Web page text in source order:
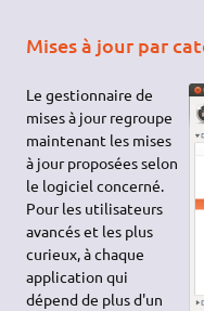
Mises à jour par
Le gestionnaire de
mises à jour regroupe
maintenant les mises
à jour proposées selon
le logiciel concerné.
Pour les utilisateurs
avancés et les plus
curieux, à chaque
application qui
dépend de plus d'un